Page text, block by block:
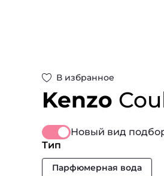
В избранное
Kenzo
Новый вид
Тип
Парфюмерная вода